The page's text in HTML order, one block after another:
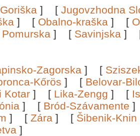
Goriška ] [ Jugovzhodna
] [ Obalno-kraška ] [
Pomurska ] [ Savinjska ]
Zagorska ] [
Kőrös ] [ Belovar-
Kotar ] [ Lika-Zengg ] [
] [ Bród-Szávamente
] [ Zára ] [ Šibenik-Knin
]